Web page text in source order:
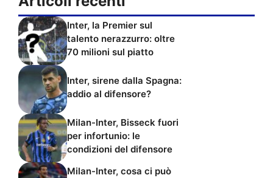
Inter, la Premier sul
talento nerazzurro: oltre
70 milioni sul piatto
Inter, sirene dalla Spagna:
addio al difensore?
Milan-Inter, Bisseck fuori
per infortunio: le
condizioni del difensore
Milan-Inter, cosa ci può